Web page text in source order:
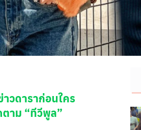
าวดาราก่อนใคร
าม “ทีวีพูล”